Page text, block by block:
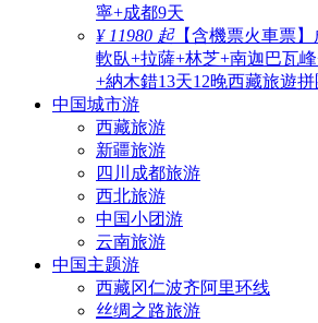
寧+成都9天
¥ 11980 起【含機票火車票
軟臥+拉薩+林芝+南迦巴瓦
+納木錯13天12晚西藏旅遊拼
中国城市游
西藏旅游
新疆旅游
四川成都旅游
西北旅游
中国小团游
云南旅游
中国主题游
西藏冈仁波齐阿里环线
丝绸之路旅游